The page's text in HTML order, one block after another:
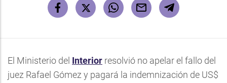
El Ministerio del Interior resolvió no apelar el fallo del
juez Rafael Gómez y pagará la indemnización de US$